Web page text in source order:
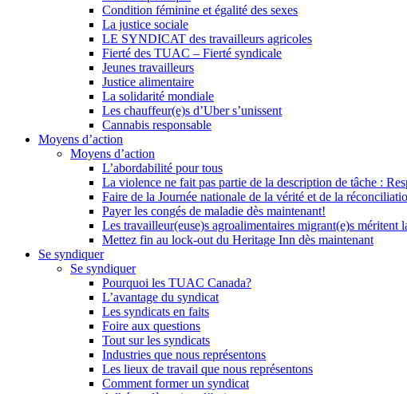
Condition féminine et égalité des sexes
La justice sociale
LE SYNDICAT des travailleurs agricoles
Fierté des TUAC – Fierté syndicale
Jeunes travailleurs
Justice alimentaire
La solidarité mondiale
Les chauffeur(e)s d’Uber s’unissent
Cannabis responsable
Moyens d’action
Moyens d’action
L’abordabilité pour tous
La violence ne fait pas partie de la description de tâche :
Faire de la Journée nationale de la vérité et de la
Payer les congés de maladie dès maintenant!
Les travailleur(euse)s agroalimentaires migrant(e)s méritent
Mettez fin au lock-out du Heritage Inn dès maintenant
Se syndiquer
Se syndiquer
Pourquoi les TUAC Canada?
L’avantage du syndicat
Les syndicats en faits
Foire aux questions
Tout sur les syndicats
Industries que nous représentons
Les lieux de travail que nous représentons
Comment former un syndicat